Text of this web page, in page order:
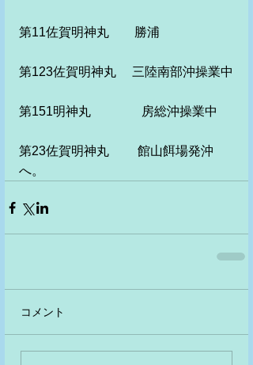
第11佐賀明神丸　　勝浦
第123佐賀明神丸　 三陸南部沖操業中
第151明神丸　　　　房総沖操業中
第23佐賀明神丸　　 館山餌場発沖
へ。
コメント